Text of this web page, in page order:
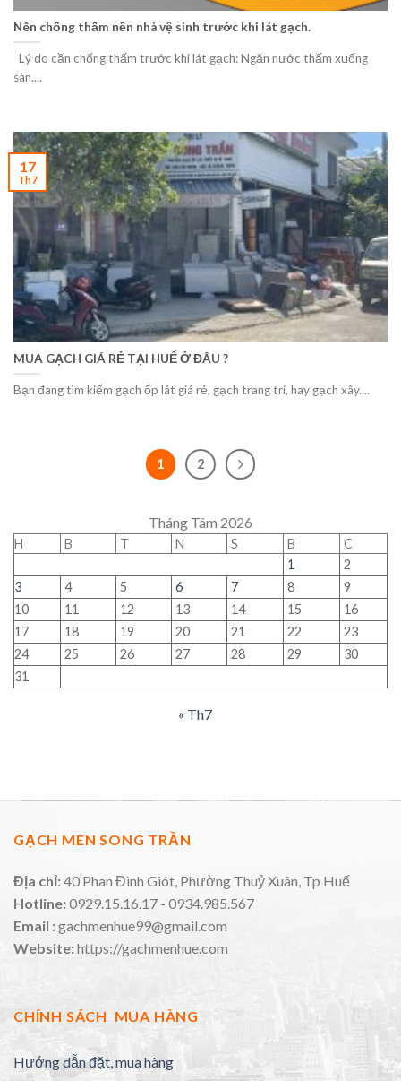
Nên chống thấm nền nhà vệ sinh trước khi lát gạch.
Lý do cần chống thấm trước khi lát gạch: Ngăn nước thấm xuống
sàn....
MUA GẠCH GIÁ RẺ TẠI HUẾ Ở ĐÂU ?
Bạn đang tìm kiếm gạch ốp lát giá rẻ, gạch trang trí, hay gạch xây....
17
Th7
1 2
Tháng Tám 2026
H B T N S B
C
1
2
3
4 5 6 7 8
9
10
11 12 13 14 15
16
17
18 19 20 21 22
23
24
25 26 27 28 29
30
31
« Th7
GẠCH MEN SONG TRẦN
Địa chỉ:40 Phan Đình Giót, Phường Thuỷ Xuân, Tp Huế
Hotline:0929.15.16.17 - 0934.985.567
Email :gachmenhue99@gmail.com
Website:https://gachmenhue.com
CHÍNH SÁCH MUA HÀNG
Hướng dẫn đặt, mua hàng